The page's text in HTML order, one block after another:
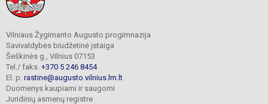
Vilniaus Žygimanto Augusto progimnazija
Savivaldybės biudžetinė įstaiga
Šeškinės g., Vilnius 07153
Tel./ faks. +370 5 246 8454
El. p. rastine@augusto.vilnius.lm.lt
Duomenys kaupiami ir saugomi
Juridinių asmenų registre